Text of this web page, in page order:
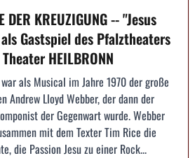
DER KREUZIGUNG -- "Jesus
Gastspiel des Pfalztheaters
HEILBRONN
als Musical im Jahre 1970 der große
Andrew Lloyd Webber, der dann der
der Gegenwart wurde. Webber
mit dem Texter Tim Rice die
die Passion Jesu zu einer Rock...